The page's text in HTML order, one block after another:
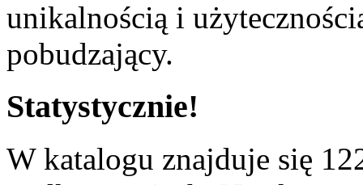
unikalnością i
pobudzający.
Statystycznie!
W katalogu znajduje się